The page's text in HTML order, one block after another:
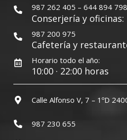
987 262 405 – 644 894 798
Conserjería y oficinas:
987 200 975
Cafetería y
Horario todo el año:
10:00 · 22:00 horas
Calle Alfonso V, 7 – 1ºD
987 230 655